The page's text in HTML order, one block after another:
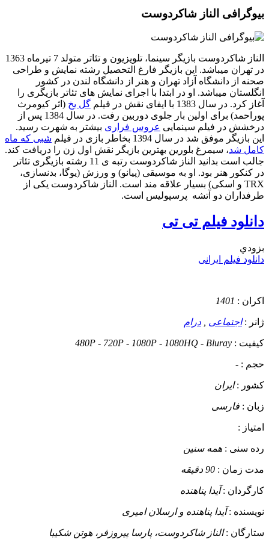
بیوگرافی الناز شاکردوست
الناز شاکردوست بازیگر سینما، تلویزیون و تئاتر متولد 7 تیرماه 1363
در تهران میباشد. این بازیگر فارغ التحصیل رشته نمایش و طراحی
صحنه از دانشگاه آزاد تهران و هنر از دانشگاه لندن در کشور
انگلستان میباشد. او در ابتدا با اجرای نمایش های تئاتر بازیگری را
آغاز کرد. در سال 1383 با ایفای نقش در فیلم
گل یخ (اثر کیومرث
پوراحمد) برای اولین بار جلوی دوربین رفت. در سال 1384 پس از
درخشش در فیلم سینمایی عروس فراری بیشتر به شهرت رسید.
این بازیگر موفق شد در سال 1394 بخاطر بازی در فیلم
شبی که ماه
کامل شد، سیمرغ بلورین بهترین بازیگر نقش اول زن را دریافت کند.
جالب است بدانید الناز شاکردوست رتبه ی 11 رشته بازیگری تئاتر
در کنکور هنر بود. او به موسیقی (پیانو) و ورزش (یوگا، بدنسازی،
TRX و اسکی) بسیار علاقه مند است. الناز شاکردوست یکی از
طرفداران دو آتشه پرسپولیس است.
دانلود فیلم تی تی
بزودي
دانلود فیلم ایرانی
اکران : 1401
ژانر :اجتماعی درام
کیفیت : 480P - 720P - 1080P - 1080HQ - Bluray
حجم : -
کشور :ایران
زبان : فارسی
امتیاز :
رده سنی : همه سنین
مدت زمان : 90 دقیقه
کارگردان :آیدا پناهنده
نویسنده :آیدا پناهنده و ارسلان امیری
ستارگان :الناز شاکردوست، پارسا پیروزفر، هوتن شکیبا